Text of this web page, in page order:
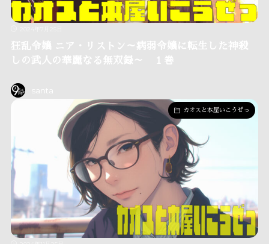
狂乱令嬢 ニア・リストン～病弱令嬢に転生した神殺
しの武人の華麗なる無双録～ １巻
santa
カオスと本屋いこうぜっ